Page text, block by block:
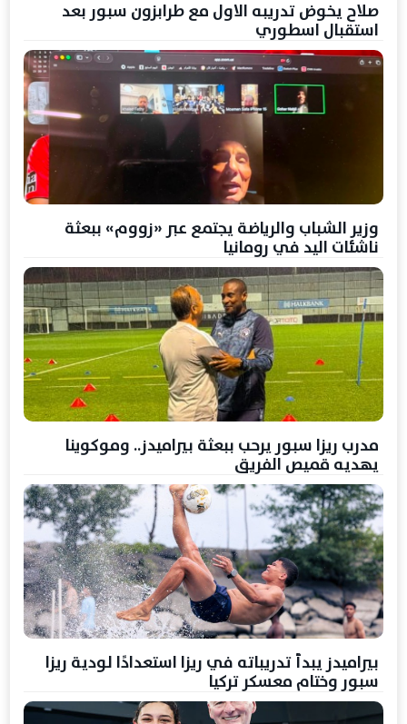
صلاح يخوض تدريبه الاول مع طرابزون سبور بعد
استقبال اسطوري
وزير الشباب والرياضة يجتمع عبر «زووم» ببعثة
ناشئات اليد في رومانيا
مدرب ريزا سبور يرحب ببعثة بيراميدز.. وموكوينا
يهديه قميص الفريق
بيراميدز يبدأ تدريباته في ريزا استعدادًا لودية ريزا
سبور وختام معسكر تركيا